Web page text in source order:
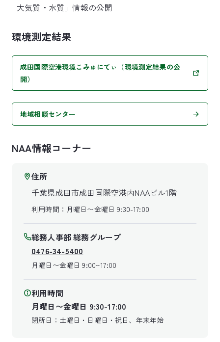
大気質・水質」情報の公開
環境測定結果
成田国際空港環境こみゅにてぃ（環境測定結果の公
開）
地域相談センター
NAA情報コーナー
住所
千葉県成田市成田国際空港内NAAビル1階
利用時間：月曜日〜金曜日 9:30-17:00
総務人事部 総務グループ
0476-34-5400
月曜日〜金曜日 9:00~17:00
利用時間
月曜日〜金曜日 9:30-17:00
閉所日：土曜日・日曜日・祝日、年末年始